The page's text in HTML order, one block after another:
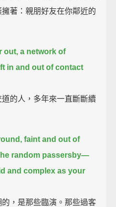
著：親朋好友在你鄰近的
out, a network of
in and out of contact
的人，多年來一直斷斷續
faint and out of
random passersby—
and complex as your
，是那些臨演。那些過客